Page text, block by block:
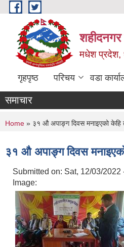
Skip to main content
शहीदनगर
मधेश प्रदेश,
गृहपृष्ठ परिचय वडा
समाचार
You are here
Home » ३१ औ अपाङ्ग दिवस मनाइएको केहि
३१ औ अपाङ्ग दिवस
Submitted on: Sat, 12/03/2022
Image: